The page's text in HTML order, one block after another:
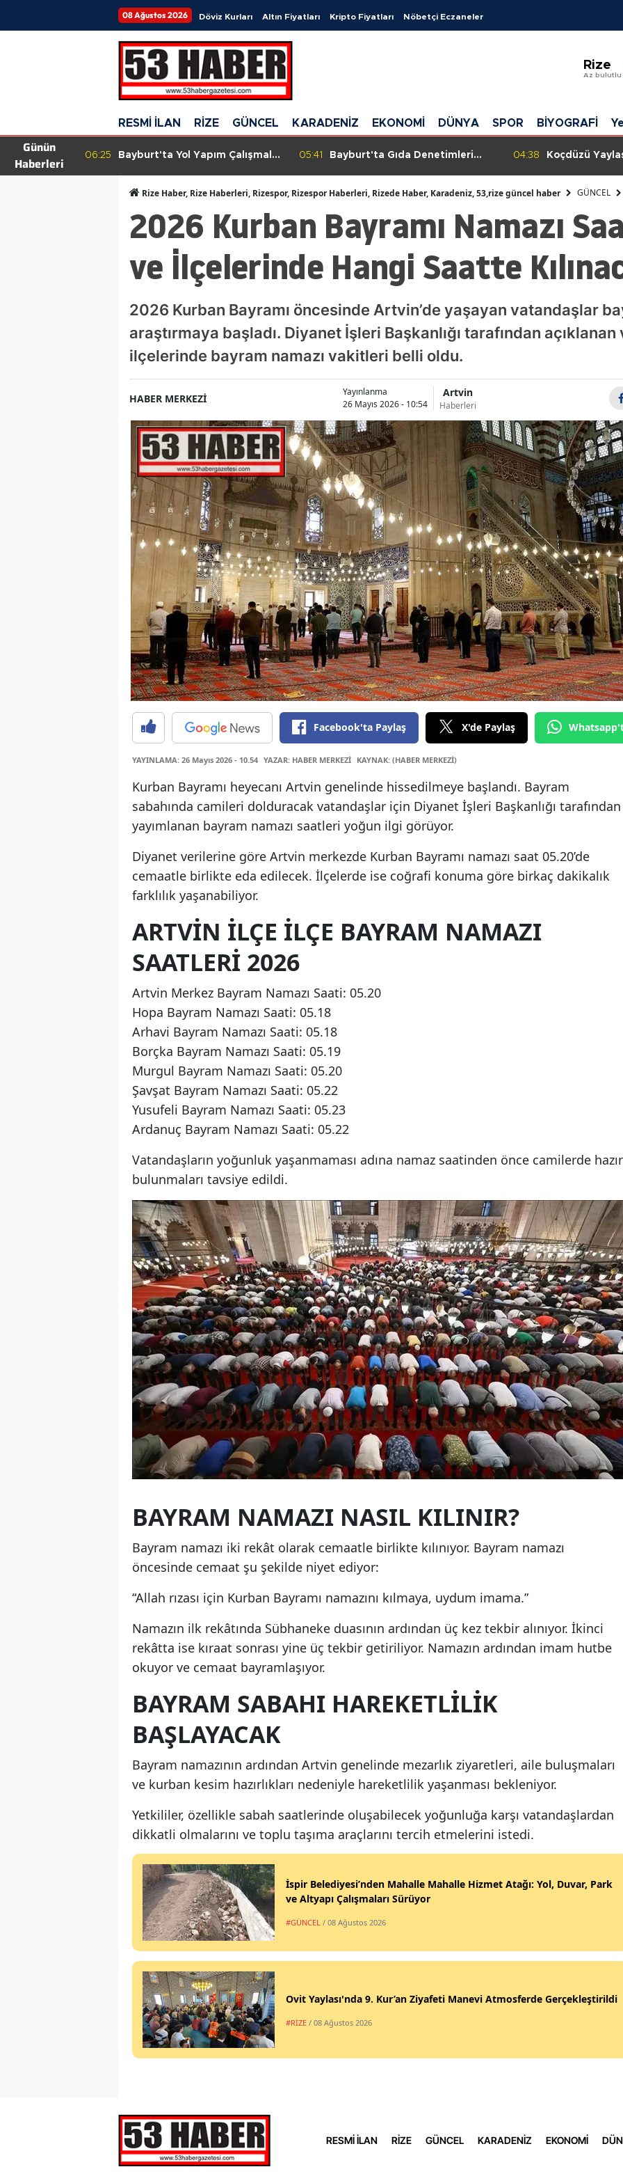
08 Ağustos 2026 Döviz Kurları Altın Fiyatları Kripto Fiyatları Nöbetçi Eczaneler
Rize
Az bulutlu
Ağrı
Artvin
Aydın
Bitlis
Bolu
Denizli
Muş
Sinop
RESMİ İLAN RİZE GÜNCEL KARADENİZ EKONOMİ DÜNYA SPOR BİYOGRAFİ
Günün
Haberleri
06:25
Bayburt'ta Yol Yapım Çalışmaları
05:41
Bayburt'ta Gıda Denetimleri
04:38
Koçdüzü
Rize Haber, Rize Haberleri, Rizespor, Rizespor Haberleri, Rizede Haber, Karadeniz, 53,rize güncel haber GÜNCEL
2026 Kurban Bayramı Namazı
ve İlçelerinde Hangi Saatte
2026 Kurban Bayramı öncesinde Artvin’de yaşayan vatandaşlar
araştırmaya başladı. Diyanet İşleri Başkanlığı tarafından
ilçelerinde bayram namazı vakitleri belli oldu.
HABER MERKEZİ
Yayınlanma
26 Mayıs 2026 - 10:54
Artvin
Haberleri
Facebook'ta Paylaş X'de Paylaş
YAYINLAMA: 26 Mayıs 2026 - 10.54 YAZAR: HABER MERKEZİ KAYNAK: (HABER MERKEZİ)
Kurban Bayramı heyecanı Artvin genelinde hissedilmeye başlandı. Bayram
sabahında camileri dolduracak vatandaşlar için Diyanet İşleri Başkanlığı tarafından
yayımlanan bayram namazı saatleri yoğun ilgi görüyor.
Diyanet verilerine göre Artvin merkezde Kurban Bayramı namazı saat 05.20’de
cemaatle birlikte eda edilecek. İlçelerde ise coğrafi konuma göre birkaç dakikalık
farklılık yaşanabiliyor.
ARTVIN İLÇE İLÇE BAYRAM NAMAZI
SAATLERI 2026
Artvin Merkez Bayram Namazı Saati: 05.20
Hopa Bayram Namazı Saati: 05.18
Arhavi Bayram Namazı Saati: 05.18
Borçka Bayram Namazı Saati: 05.19
Murgul Bayram Namazı Saati: 05.20
Şavşat Bayram Namazı Saati: 05.22
Yusufeli Bayram Namazı Saati: 05.23
Ardanuç Bayram Namazı Saati: 05.22
Vatandaşların yoğunluk yaşanmaması adına namaz saatinden önce camilerde hazır
bulunmaları tavsiye edildi.
BAYRAM NAMAZI NASIL KILINIR?
Bayram namazı iki rekât olarak cemaatle birlikte kılınıyor. Bayram namazı
öncesinde cemaat şu şekilde niyet ediyor:
“Allah rızası için Kurban Bayramı namazını kılmaya, uydum imama.”
Namazın ilk rekâtında Sübhaneke duasının ardından üç kez tekbir alınıyor. İkinci
rekâtta ise kıraat sonrası yine üç tekbir getiriliyor. Namazın ardından imam hutbe
okuyor ve cemaat bayramlaşıyor.
BAYRAM SABAHI HAREKETLILIK
BAŞLAYACAK
Bayram namazının ardından Artvin genelinde mezarlık ziyaretleri, aile buluşmaları
ve kurban kesim hazırlıkları nedeniyle hareketlilik yaşanması bekleniyor.
Yetkililer, özellikle sabah saatlerinde oluşabilecek yoğunluğa karşı vatandaşlardan
dikkatli olmalarını ve toplu taşıma araçlarını tercih etmelerini istedi.
İspir Belediyesi’nden Mahalle Mahalle Hizmet Atağı: Yol, Duvar, Park
ve Altyapı Çalışmaları Sürüyor
#GÜNCEL / 08 Ağustos 2026
Ovit Yaylası'nda 9. Kur’an Ziyafeti Manevi Atmosferde Gerçekleştirildi
#RİZE / 08 Ağustos 2026
RESMİ İLAN RİZE GÜNCEL KARADENİZ EKONOMİ